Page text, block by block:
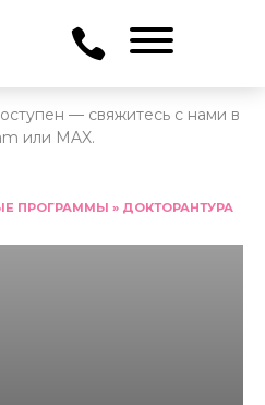
— свяжитесь с нами в
или MAX.
ПРОГРАММЫ » ДОКТОРАНТУРА